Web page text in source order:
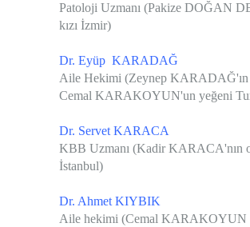
Patoloji Uzmanı (Pakize DOĞAN
kızı İzmir)
Dr. Eyüp KARADAĞ
Aile Hekimi (Zeynep KARADAĞ'ın
Cemal KARAKOYUN'un yeğeni
Dr. Servet KARACA
KBB Uzmanı (Kadir KARACA'nın
İstanbul)
Dr. Ahmet KIYBIK
Aile hekimi (Cemal KARAKOYUN